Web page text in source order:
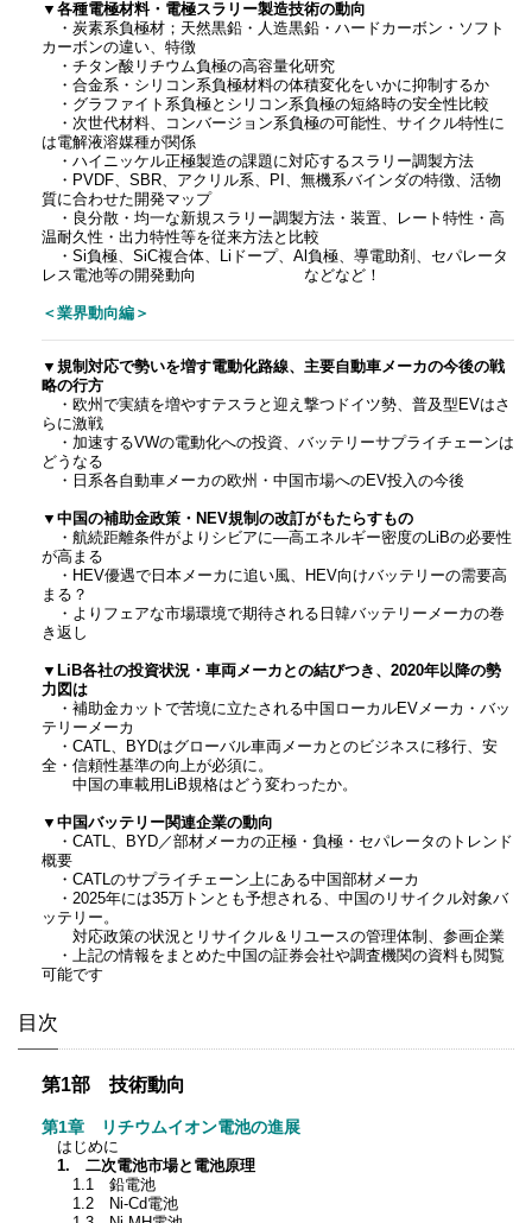
▼各種電極材料・電極スラリー製造技術の動向
・炭素系負極材；天然黒鉛・人造黒鉛・ハードカーボン・ソフト
カーボンの違い、特徴
・チタン酸リチウム負極の高容量化研究
・合金系・シリコン系負極材料の体積変化をいかに抑制するか
・グラファイト系負極とシリコン系負極の短絡時の安全性比較
・次世代材料、コンバージョン系負極の可能性、サイクル特性に
は電解液溶媒種が関係
・ハイニッケル正極製造の課題に対応するスラリー調製方法
・PVDF、SBR、アクリル系、PI、無機系バインダの特徴、活物
質に合わせた開発マップ
・良分散・均一な新規スラリー調製方法・装置、レート特性・高
温耐久性・出力特性等を従来方法と比較
・Si負極、SiC複合体、Liドープ、Al負極、導電助剤、セパレータ
レス電池等の開発動向 などなど！
＜業界動向編＞
▼規制対応で勢いを増す電動化路線、主要自動車メーカの今後の戦
略の行方
・欧州で実績を増やすテスラと迎え撃つドイツ勢、普及型EVはさ
らに激戦
・加速するVWの電動化への投資、バッテリーサプライチェーンは
どうなる
・日系各自動車メーカの欧州・中国市場へのEV投入の今後
▼中国の補助金政策・NEV規制の改訂がもたらすもの
・航続距離条件がよりシビアに―高エネルギー密度のLiBの必要性
が高まる
・HEV優遇で日本メーカに追い風、HEV向けバッテリーの需要高
まる？
・よりフェアな市場環境で期待される日韓バッテリーメーカの巻
き返し
▼LiB各社の投資状況・車両メーカとの結びつき、2020年以降の勢
力図は
・補助金カットで苦境に立たされる中国ローカルEVメーカ・バッ
テリーメーカ
・CATL、BYDはグローバル車両メーカとのビジネスに移行、安
全・信頼性基準の向上が必須に。
中国の車載用LiB規格はどう変わったか。
▼中国バッテリー関連企業の動向
・CATL、BYD／部材メーカの正極・負極・セパレータのトレンド
概要
・CATLのサプライチェーン上にある中国部材メーカ
・2025年には35万トンとも予想される、中国のリサイクル対象バ
ッテリー。
対応政策の状況とリサイクル＆リユースの管理体制、参画企業
・上記の情報をまとめた中国の証券会社や調査機関の資料も閲覧
可能です
目次
第1部 技術動向
第1章 リチウムイオン電池の進展
はじめに
1. 二次電池市場と電池原理
1.1 鉛電池
1.2 Ni-Cd電池